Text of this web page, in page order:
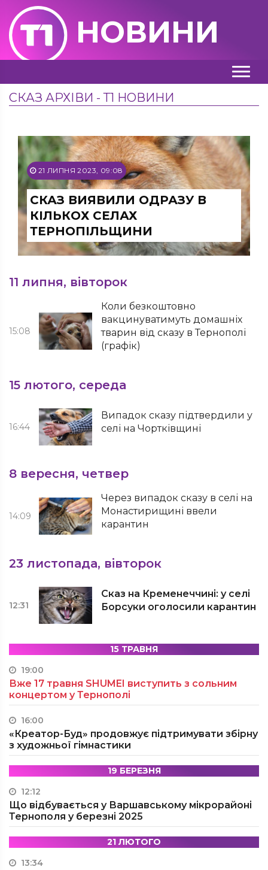
НОВИНИ
СКАЗ АРХІВИ - Т1 НОВИНИ
21 ЛИПНЯ 2023, 09:08
СКАЗ ВИЯВИЛИ ОДРАЗУ В
КІЛЬКОХ СЕЛАХ
ТЕРНОПІЛЬЩИНИ
11 липня, вівторок
15:08
Коли безкоштовно
вакцинуватимуть домашніх
тварин від сказу в Тернополі
(графік)
15 лютого, середа
16:44
Випадок сказу підтвердили у
селі на Чортківщині
8 вересня, четвер
14:09
Через випадок сказу в селі на
Монастирищині ввели
карантин
23 листопада, вівторок
12:31
Сказ на Кременеччині: у селі
Борсуки оголосили карантин
15 ТРАВНЯ
19:00
Вже 17 травня SHUMEI виступить з сольним
концертом у Тернополі
16:00
«Креатор-Буд» продовжує підтримувати збірну
з художньої гімнастики
19 БЕРЕЗНЯ
12:12
Що відбувається у Варшавському мікрорайоні
Тернополя у березні 2025
21 ЛЮТОГО
13:34